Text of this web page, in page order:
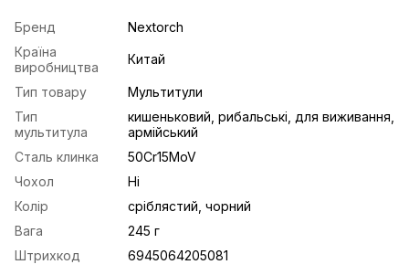
Бренд
Nextorch
Країна
виробництва
Китай
Тип товару
Мультитули
Тип
мультитула
кишеньковий, рибальські, для виживання,
армійський
Сталь клинка
50Cr15MoV
Чохол
Ні
Колір
сріблястий, чорний
Вага
245 г
Штрихкод
6945064205081